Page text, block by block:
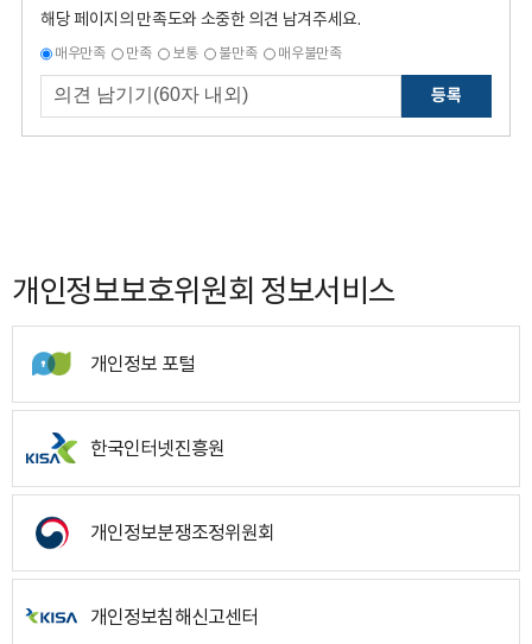
해당 페이지의 만족도와 소중한 의견 남겨주세요.
매우만족 만족 보통 불만족 매우불만족
등록
개인정보보호위원회 정보서비스
개인정보 포털
한국인터넷진흥원
개인정보분쟁조정위원회
개인정보침해신고센터